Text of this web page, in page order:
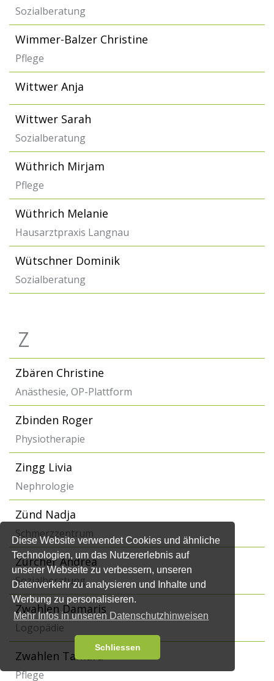
Diese Website verwendet Cookies und ähnliche
Technologien, um das Nutzererlebnis auf
unserer Webseite zu verbessern, unseren
Datenverkehr zu analysieren und Inhalte und
Werbung zu personalisieren.
Mehr Infos in unseren Datenschutzhinweisen
Schliessen
Sozialberatung
Wimmer-Balzer Christine
Pflege
Wittwer Anja
Wittwer Sarah
Sozialberatung
Wüthrich Mirjam
Pflege
Wüthrich Melanie
Hausarztpraxis Langnau
Wütschner Dominik
Sozialberatung
Z
Zbären Christine
Anästhesie, OP-Plattform
Zbinden Roger
Physiotherapie
Zingg Livia
Nephrologie
Zünd Nadja
Schmerzzentrum
Zürcher Andrea
Sozialberatung
Zwahlen Damaris
Logopädie
Zwahlen Tamara
Pflege